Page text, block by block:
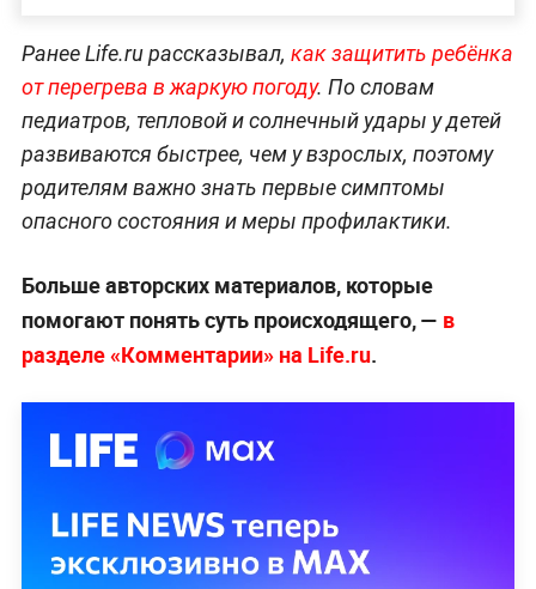
Ранее Life.ru рассказывал, как защитить ребёнка
от перегрева в жаркую погоду. По словам
педиатров, тепловой и солнечный удары у детей
развиваются быстрее, чем у взрослых, поэтому
родителям важно знать первые симптомы
опасного состояния и меры профилактики.
Больше авторских материалов, которые
помогают понять суть происходящего, — в
разделе «Комментарии» на Life.ru.